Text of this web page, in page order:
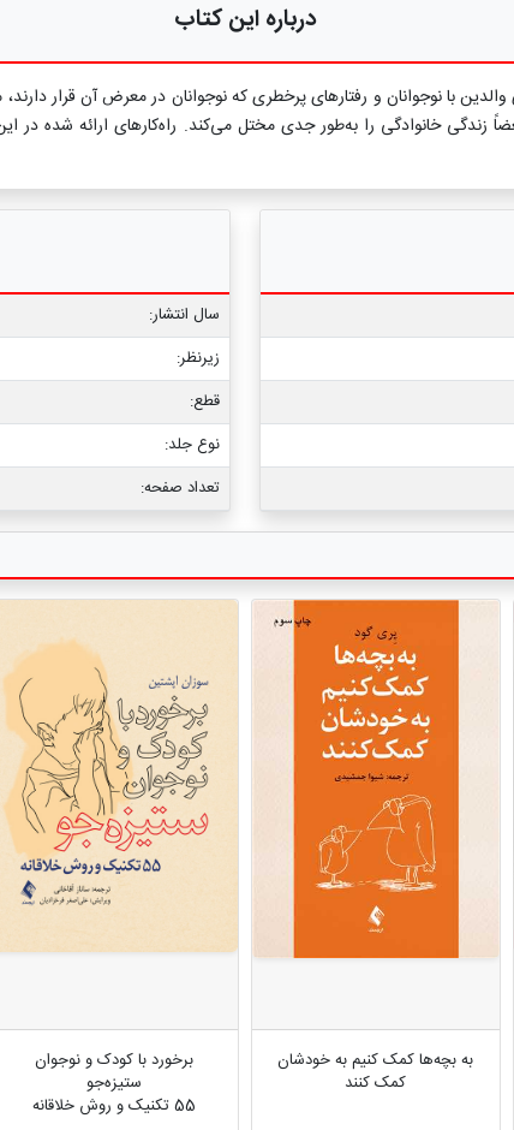
درباره این کتاب
والدین با نوجوانان و رفتارهای پرخطری که نوجوانان در معرض آن قرار
خانوادگی را به‌طور جدی مختل می‌کند. راه‌کارهای ارائه شده
سال انتشار:
زیرنظر:
قطع:
نوع جلد:
تعداد صفحه:
به بچه‌ها کمک کنیم به خودشان
کمک کنند
برخورد با کودک و نوجوان
ستیزه‌جو
55 تکنیک و روش خلاقانه